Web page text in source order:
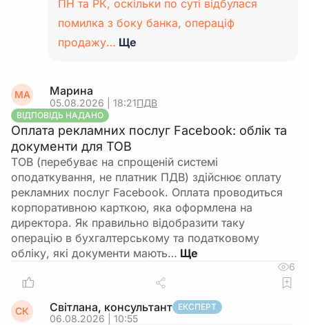
ПН та РК, оскільки по суті відбулася
помилка з боку банка, операціф
продажу… Ще
МА Марина
05.08.2026 | 18:21ПДВ
ВІДПОВІДЬ НАДАНО
Оплата рекламних послуг Facebook: облік та
документи для ТОВ
ТОВ (перебуває на спрощеній системі
оподаткування, не платник ПДВ) здійснює оплату
рекламних послуг Facebook. Оплата проводиться
корпоративною карткою, яка оформлена на
директора. Як правильно відобразити таку
операцію в бухгалтерському та податковому
обліку, які документи мають…
6
СК Світлана, консультант ЕКСПЕРТ
06.08.2026 | 10:55